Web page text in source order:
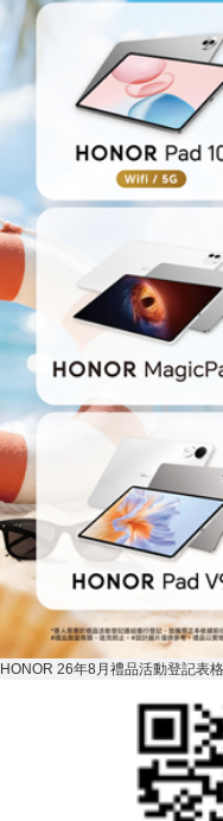
HONOR 26年8 月禮品活動登記表